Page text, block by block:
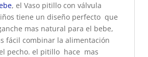
, el Vaso pitillo con válvula
tiene un diseño perfecto que
mas natural para el bebe,
fácil combinar la alimentación
pecho. el pitillo hace mas